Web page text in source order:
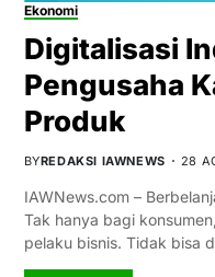
Ekonomi
Digitalisasi
Pengusaha
Produk
BYREDAKSI IAWNEWS 28
IAWNews.com –
Tak hanya bagi
pelaku bisnis. Tidak bisa